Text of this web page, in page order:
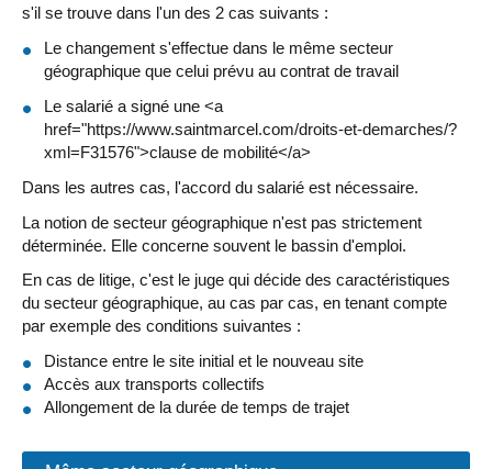
s'il se trouve dans l'un des 2 cas suivants :
Le changement s'effectue dans le même secteur
géographique que celui prévu au contrat de travail
Le salarié a signé une <a
href="https://www.saintmarcel.com/droits-et-demarches/?
xml=F31576">clause de mobilité</a>
Dans les autres cas, l'accord du salarié est nécessaire.
La notion de secteur géographique n'est pas strictement
déterminée. Elle concerne souvent le bassin d'emploi.
En cas de litige, c'est le juge qui décide des caractéristiques
du secteur géographique, au cas par cas, en tenant compte
par exemple des conditions suivantes :
Distance entre le site initial et le nouveau site
Accès aux transports collectifs
Allongement de la durée de temps de trajet